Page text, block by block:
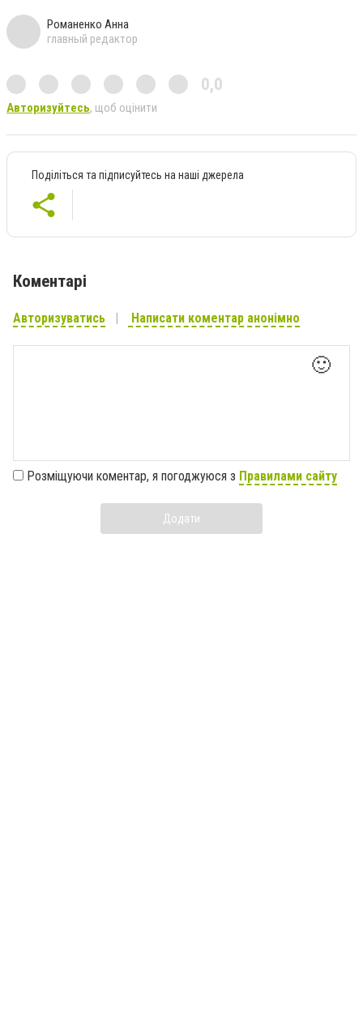
Романенко Анна
главный редактор
0,0
Авторизуйтесь, щоб оцінити
Поділіться та підписуйтесь на наші джерела
Коментарі
Авторизуватись Написати коментар анонімно
🙂
Розміщуючи коментар, я погоджуюся з Правилами сайту
Додати